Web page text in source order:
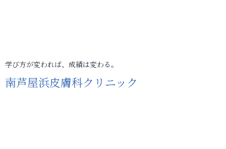
学び方が変われば、成績は変わる。
南芦屋浜皮膚科クリニック